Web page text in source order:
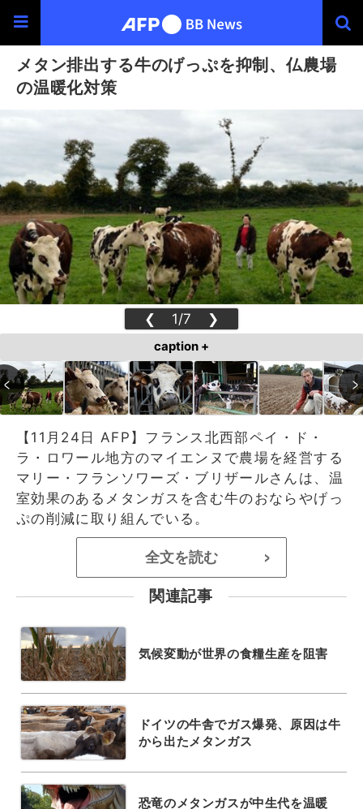
メタン排出する牛のげっぷを抑制、仏農場
の温暖化対策
❮ 1/7 ❯
caption +
【11月24日 AFP】フランス北西部ペイ・ド・
ラ・ロワール地方のマイエンヌで農場を経営する
マリー・フランソワーズ・ブリザールさんは、温
室効果のあるメタンガスを含む牛のおならやげっ
ぷの削減に取り組んでいる。
全文を読む >
関連記事
気候変動が世界の食糧生産を阻害
ドイツの牛舎でガス爆発、原因は牛
から出たメタンガス
恐竜のメタンガスが中生代を温暖